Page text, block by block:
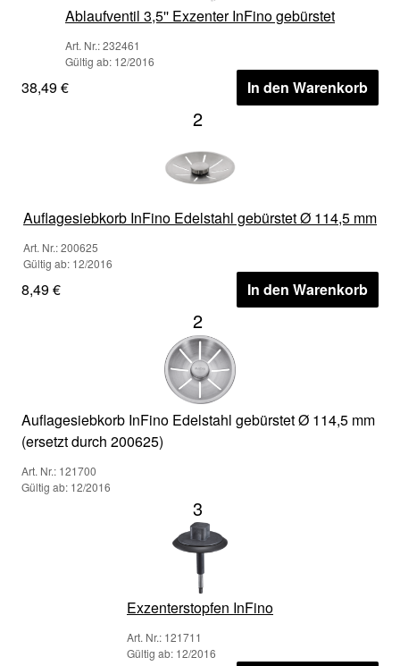
Ablaufventil 3,5'' Exzenter InFino gebürstet
Art. Nr.: 232461
Gültig ab: 12/2016
38,49 € In den Warenkorb
2
Auflagesiebkorb InFino Edelstahl gebürstet Ø 114,5 mm
Art. Nr.: 200625
Gültig ab: 12/2016
8,49 € In den Warenkorb
2
Auflagesiebkorb InFino Edelstahl gebürstet Ø 114,5 mm
(ersetzt durch 200625)
Art. Nr.: 121700
Gültig ab: 12/2016
3
Exzenterstopfen InFino
Art. Nr.: 121711
Gültig ab: 12/2016